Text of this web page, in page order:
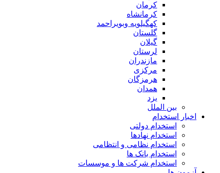
کرمان
کرمانشاه
کهگیلویه وبویراحمد
گلستان
گیلان
لرستان
مازندران
مرکزی
هرمزگان
همدان
یزد
بین الملل
اخبار استخدام
استخدام دولتی
استخدام نهادها
استخدام نظامی و انتظامی
استخدام بانک ها
استخدام شرکت ها و موسسات